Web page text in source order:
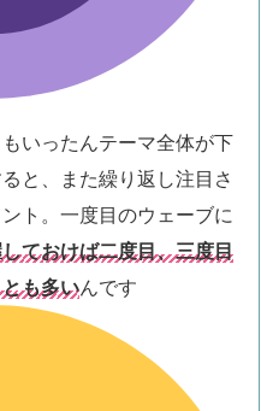
いったんテーマ全体が下
と、また繰り返し注目さ
ト。一度目のウェーブに
ておけば二度目、三度目
も多いんです